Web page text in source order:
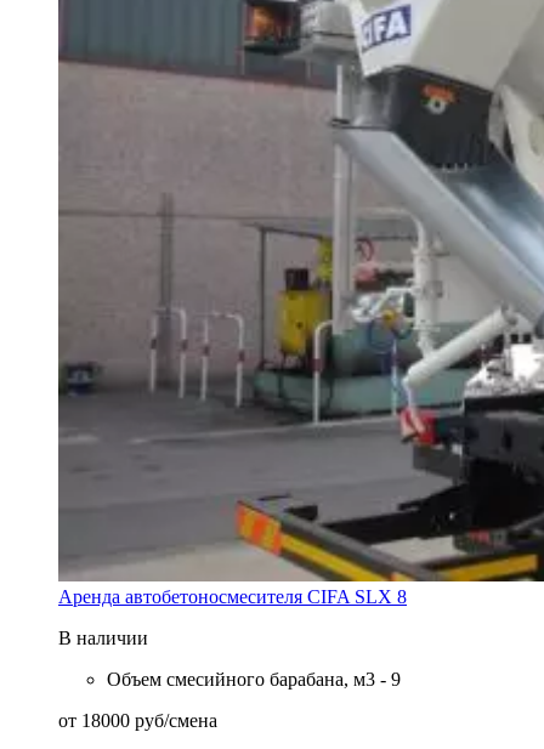
Аренда автобетоносмесителя CIFA SLX 8
В наличии
Объем смесийного барабана, м3 - 9
от 18000 руб/смена